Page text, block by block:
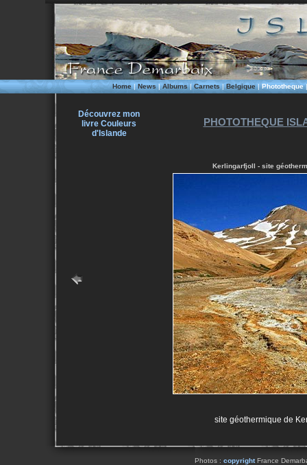
Home|News|Albums|Carnets|Belgique|Phototheque
Découvrez mon
livre Couleurs
d'Islande
PHOTOTHEQUE
Kerlingarfjoll - site
site géothermique de
Photos : copyrightFrance